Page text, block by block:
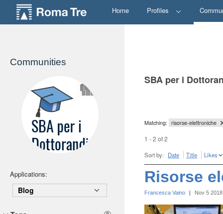
Home Profiles
Communities
Applications:
Blog
SBA per i
Matching: risorse-elettroniche
1 - 2 of 2
Sort by: Date Title Likes
Risorse
Francesca Vaino | Nov 5 2018